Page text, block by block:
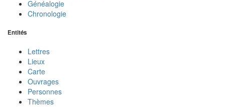
Généalogie
Chronologie
Entités
Lettres
Lieux
Carte
Ouvrages
Personnes
Thèmes